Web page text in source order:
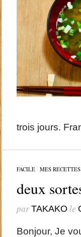
trois jours.
FACILE/ MES RECETTES
deux
par TAKAKO le
Bonjour, Je